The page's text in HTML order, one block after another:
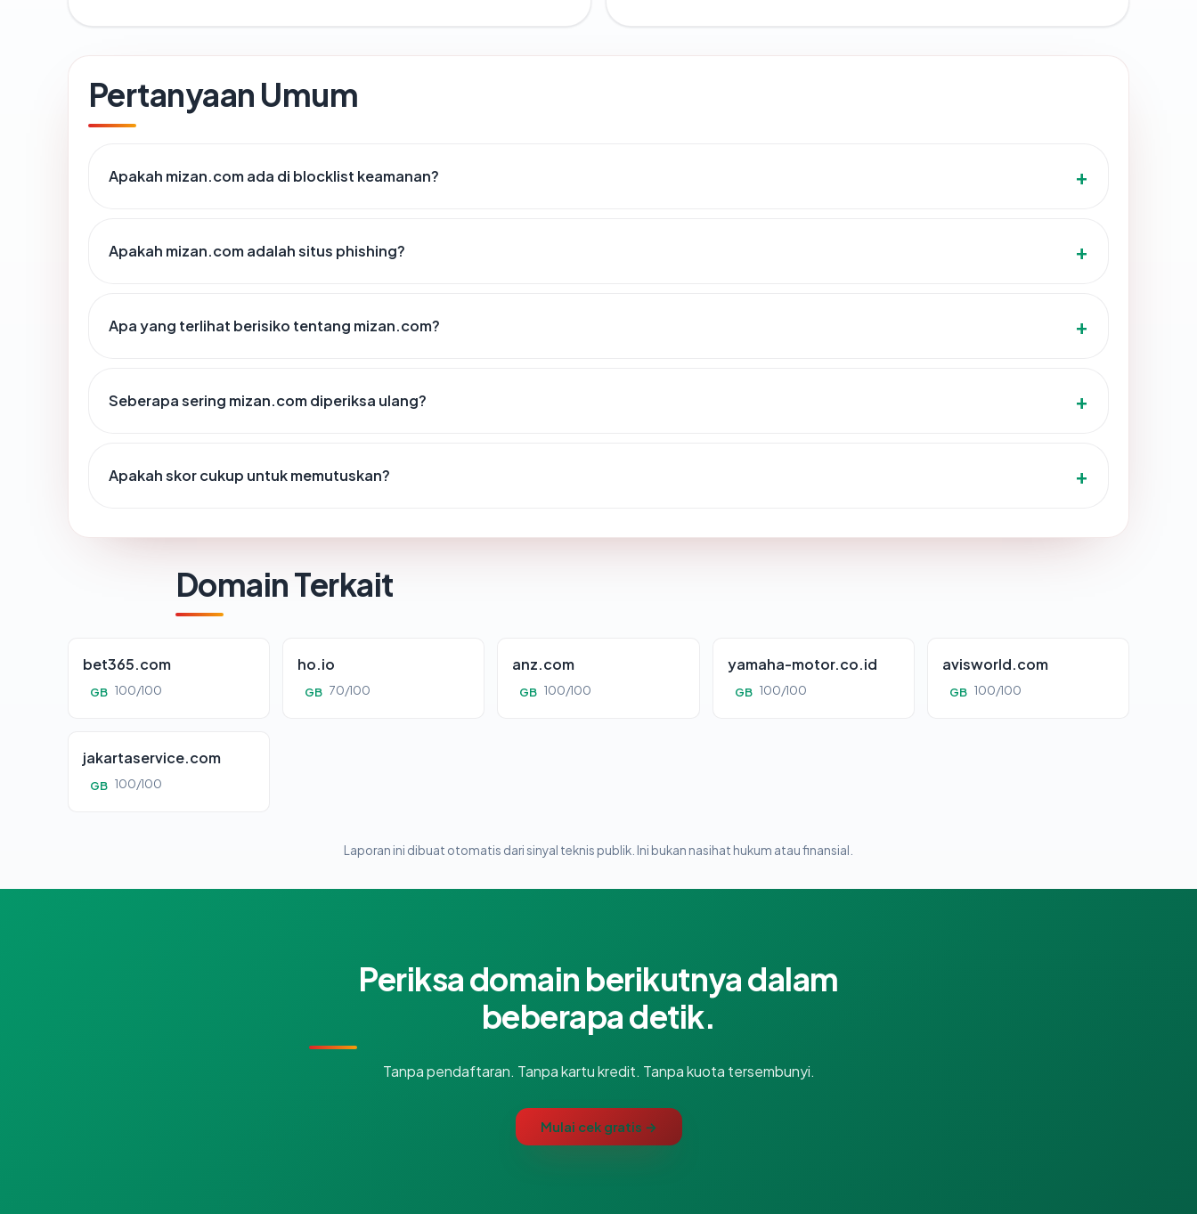
Pertanyaan Umum
Apakah mizan.com ada di blocklist keamanan?
Apakah mizan.com adalah situs phishing?
Apa yang terlihat berisiko tentang mizan.com?
Seberapa sering mizan.com diperiksa ulang?
Apakah skor cukup untuk memutuskan?
Domain Terkait
bet365.com
GB 100/100
ho.io
GB 70/100
anz.com
GB 100/100
yamaha-motor.co.id
GB 100/100
avisworld.com
GB 100/100
jakartaservice.com
GB 100/100
Laporan ini dibuat otomatis dari sinyal teknis publik. Ini bukan nasihat hukum atau finansial.
Periksa domain berikutnya dalam
beberapa detik.
Tanpa pendaftaran. Tanpa kartu kredit. Tanpa kuota tersembunyi.
Mulai cek gratis →